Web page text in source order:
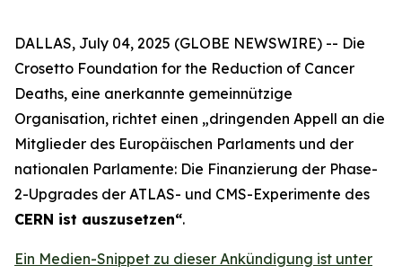
DALLAS, July 04, 2025 (GLOBE NEWSWIRE) -- Die
Crosetto Foundation for the Reduction of Cancer
Deaths, eine anerkannte gemeinnützige
Organisation, richtet einen „dringenden Appell an die
Mitglieder des Europäischen Parlaments und der
nationalen Parlamente: Die Finanzierung der Phase-
2-Upgrades der ATLAS- und CMS-Experimente des
CERN ist auszusetzen“.
Ein Medien-Snippet zu dieser Ankündigung ist unter